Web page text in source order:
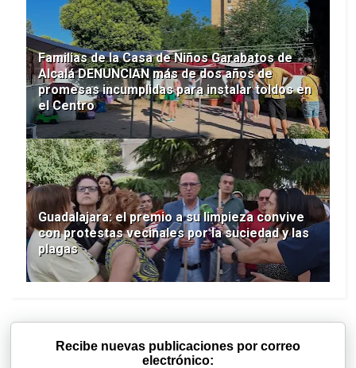
Familias de la Casa de Niños Garabatos de
Alcalá DENUNCIAN más de dos años de
promesas incumplidas para instalar toldos en
el Centro
Guadalajara: el premio a su limpieza convive
con protestas vecinales por la suciedad y las
plagas
Recibe nuevas publicaciones por correo
electrónico: